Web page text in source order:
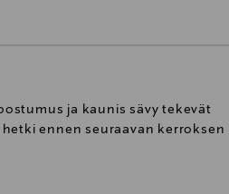
ja kaunis sävy tekevät
ennen seuraavan kerroksen